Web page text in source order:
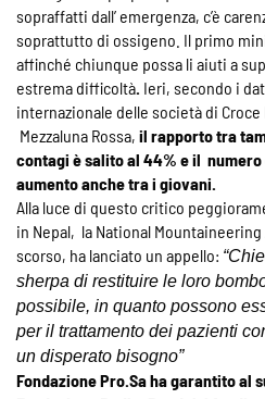
sopraffatti dall’ emergenza, c’è
soprattutto di ossigeno. Il primo
affinché chiunque possa li aiuti a
estrema difficoltà. Ieri, secondo i
internazionale delle società di Croce
Mezzaluna Rossa, il rapporto tra
contagi è salito al 44% e il
aumento anche tra i giovani.
Alla luce di questo critico
in Nepal, la National
scorso, ha lanciato un appello:
sherpa di restituire le loro
possibile, in quanto possono
per il trattamento dei pazienti
un disperato bisogno”
Fondazione Pro.Sa ha garantito al